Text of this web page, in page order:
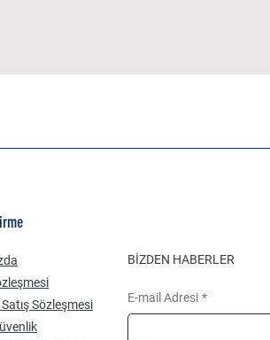
Sözleşmesi
BİZDEN HABERLER
E-mail Adresi *